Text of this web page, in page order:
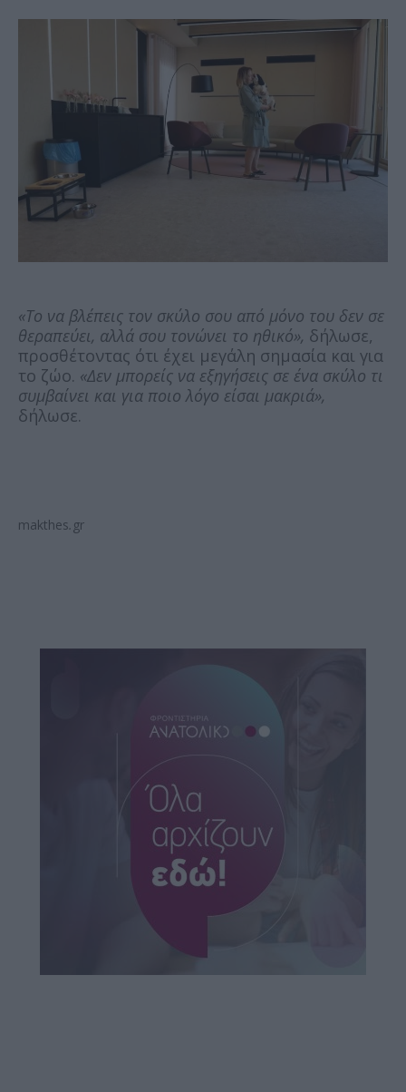
«Το να βλέπεις τον σκύλο σου από μόνο του δεν σε
θεραπεύει, αλλά σου τονώνει το ηθικό», δήλωσε,
προσθέτοντας ότι έχει μεγάλη σημασία και για
το ζώο. «Δεν μπορείς να εξηγήσεις σε ένα σκύλο τι
συμβαίνει και για ποιο λόγο είσαι μακριά»,
δήλωσε.
makthes. gr